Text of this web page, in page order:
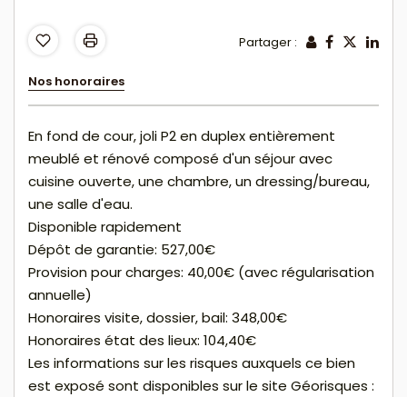
Partager :
Nos honoraires
En fond de cour, joli P2 en duplex entièrement
meublé et rénové composé d'un séjour avec
cuisine ouverte, une chambre, un dressing/bureau,
une salle d'eau.
Disponible rapidement
Dépôt de garantie: 527,00€
Provision pour charges: 40,00€ (avec régularisation
annuelle)
Honoraires visite, dossier, bail: 348,00€
Honoraires état des lieux: 104,40€
Les informations sur les risques auxquels ce bien
est exposé sont disponibles sur le site Géorisques :